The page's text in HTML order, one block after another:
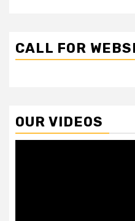
CALL FOR
OUR VIDEOS